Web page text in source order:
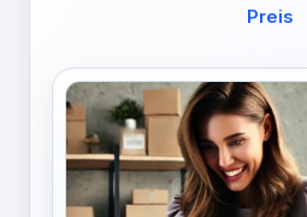
Preis